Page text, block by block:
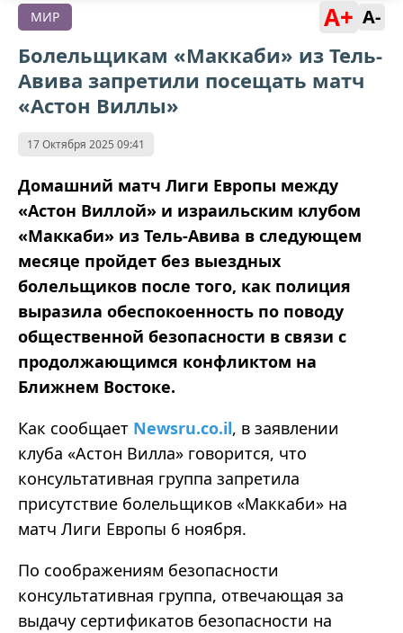
МИР A+ A-
Болельщикам «Маккаби» из Тель-
Авива запретили посещать матч
«Астон Виллы»
17 Октября 2025 09:41
Домашний матч Лиги Европы между
«Астон Виллой» и израильским клубом
«Маккаби» из Тель-Авива в следующем
месяце пройдет без выездных
болельщиков после того, как полиция
выразила обеспокоенность по поводу
общественной безопасности в связи с
продолжающимся конфликтом на
Ближнем Востоке.
Как сообщает Newsru.co.il, в заявлении
клуба «Астон Вилла» говорится, что
консультативная группа запретила
присутствие болельщиков «Маккаби» на
матч Лиги Европы 6 ноября.
По соображениям безопасности
консультативная группа, отвечающая за
выдачу сертификатов безопасности на